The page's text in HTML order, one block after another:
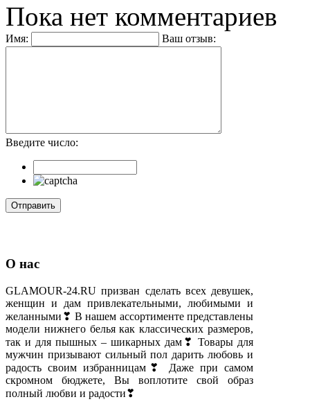
Пока нет комментариев
Имя: Ваш отзыв:
Введите число:
О нас
GLAMOUR-24.RU призван сделать всех девушек,
женщин и дам привлекательными, любимыми и
желанными❣ В нашем ассортименте представлены
модели нижнего белья как классических размеров,
так и для пышных – шикарных дам❣ Товары для
мужчин призывают сильный пол дарить любовь и
радость своим избранницам❣ Даже при самом
скромном бюджете, Вы воплотите свой образ
полный любви и радости❣